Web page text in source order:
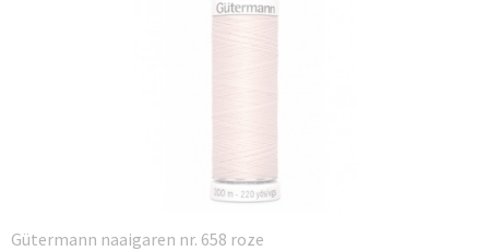
Gütermann naaigaren nr. 658 roze